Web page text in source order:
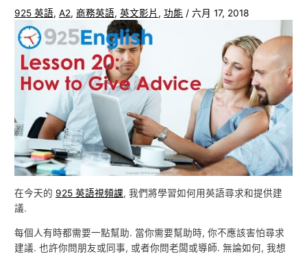
925 英語,A2,商務英語,英文影片 ,功能 /六月 17, 2018
在今天的 925 英語視頻課, 我們將學習如何用英語尋求和提供建
議.
每個人有時都需要一點幫助. 當你需要幫助時, 你不應該害怕尋求
建議. 也許你問朋友或同事, 或者你問老闆或導師. 無論如何, 我想